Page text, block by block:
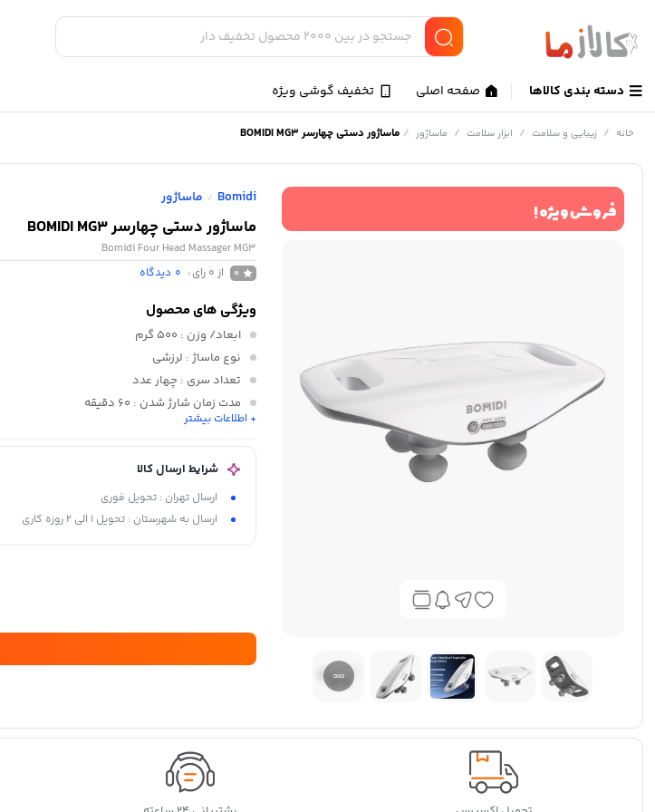
دسته بندی کالاها صفحه اصلی تخفیف گوشی ویژه
خانه / زیبایی و سلامت / ابزار سلامت / ماساژور / ماساژور دستی چهارسر BOMIDI MG3
فروش ویژه ! Bomidi
/ ماساژور
ماساژور دستی چهارسر BOMIDI MG3
Bomidi Four Head Massager MG3
0 از 0 رای 0 دیدگاه
ویژگی های محصول
ابعاد/ وزن : 500 گرم
نوع ماساژ : لرزشی
تعداد سری : چهار عدد
مدت زمان شارژ شدن : 60 دقیقه
منبع تغذیه: باتری قابل شارژ+ اطلاعات بیشتر
شرایط ارسال کالا
ارسال تهران : تحویل فوری
ارسال به شهرستان : تحویل 1 الی 2 روزه کاری